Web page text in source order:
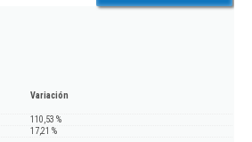
Variación
110,53 %
17,21 %